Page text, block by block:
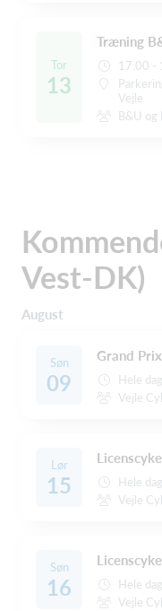
Tor
13
Træning
17:00 -
Vejle
B&U og
Vest-DK)
August
Søn
09
Grand
Hele
Vejle
Lør
15
Hele
Vejle
Søn
16
Hele
Vejle